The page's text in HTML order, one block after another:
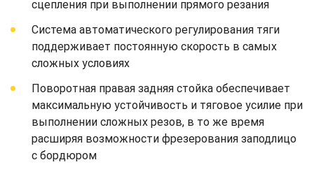
сцепления при выполнении прямого резания
Система автоматического регулирования тяги
поддерживает постоянную скорость в самых
сложных условиях
Поворотная правая задняя стойка обеспечивает
максимальную устойчивость и тяговое усилие при
выполнении сложных резов, в то же время
расширяя возможности фрезерования заподлицо
с бордюром